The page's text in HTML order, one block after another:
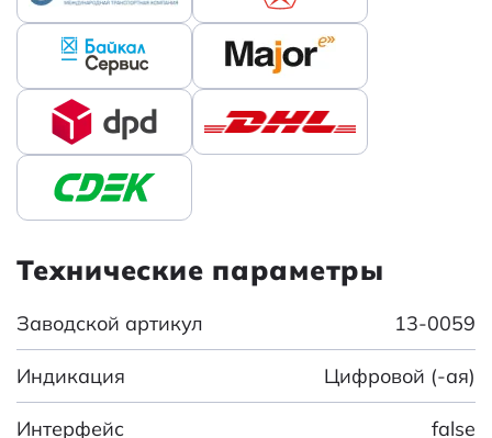
Технические параметры
Заводской артикул 13-0059
Индикация Цифровой (-ая)
Интерфейс false